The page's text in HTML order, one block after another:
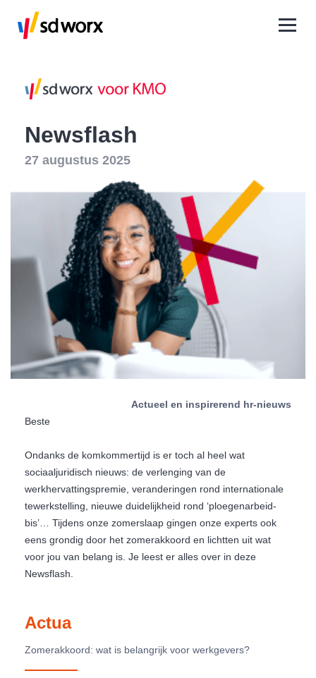
Newsflash
27 augustus 2025
Actueel en inspirerend hr-nieuws
Beste
Ondanks de komkommertijd is er toch al heel wat
sociaaljuridisch nieuws: de verlenging van de
werkhervattingspremie, veranderingen rond internationale
tewerkstelling, nieuwe duidelijkheid rond ‘ploegenarbeid-
bis’… Tijdens onze zomerslaap gingen onze experts ook
eens grondig door het zomerakkoord en lichtten uit wat
voor jou van belang is. Je leest er alles over in deze
Newsflash.
Actua
Zomerakkoord: wat is belangrijk voor werkgevers?